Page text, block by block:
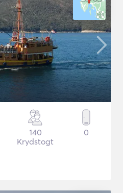
140
Krydstogt
0